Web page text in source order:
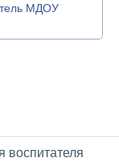
МДОУ
воспитателя